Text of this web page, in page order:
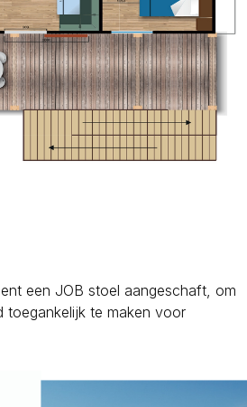
een JOB stoel aangeschaft, om
toegankelijk te maken voor